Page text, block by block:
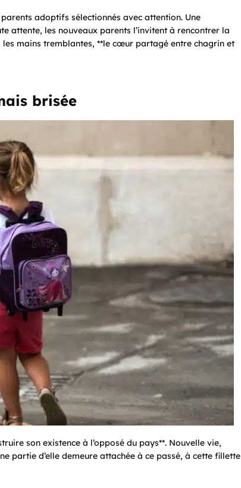
adoptifs sélectionnés avec attention. Une
attente, les nouveaux parents l’invitent à rencontrer la
mains tremblantes, **le cœur partagé entre chagrin et
brisée
son existence à l’opposé du pays**. Nouvelle vie,
partie d’elle demeure attachée à ce passé, à cette fillette